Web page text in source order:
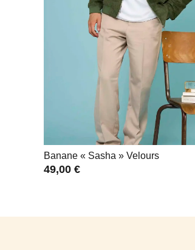
Banane « Sasha » Velours
49,00 €